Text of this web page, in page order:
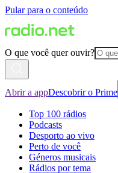
Pular para o conteúdo
O que você quer ouvir?
Abrir a appDescobrir o Prime
Top 100 rádios
Podcasts
Desporto ao vivo
Perto de você
Géneros musicais
Rádios por tema